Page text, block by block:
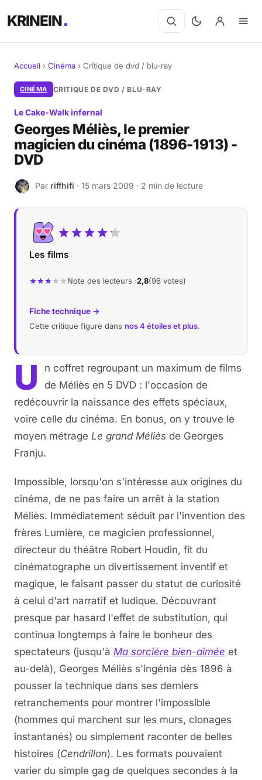
KRINEIN
Cinéma
Séries
Manga
Jeux vidéo
Jeux de société
Musique
Sortir
Forum
Accueil › Cinéma › Critique de dvd / blu-ray
CINÉMA CRITIQUE DE DVD / BLU-RAY
Le Cake-Walk infernal
Georges Méliès, le premier
magicien du cinéma (1896-1913) -
DVD
R Par riffhifi · 15 mars 2009 · 2 min de lecture
Les films
Note des lecteurs ·2,8(96 votes)
Fiche technique →
Cette critique figure dans nos 4 étoiles et plus.
U
n coffret regroupant un maximum de films
de Méliès en 5 DVD : l'occasion de
redécouvrir la naissance des effets spéciaux,
voire celle du cinéma. En bonus, on y trouve le
moyen métrage Le grand Méliès de Georges
Franju.
Impossible, lorsqu'on s'intéresse aux origines du
cinéma, de ne pas faire un arrêt à la station
Méliès. Immédiatement séduit par l'invention des
frères Lumière, ce magicien professionnel,
directeur du théâtre Robert Houdin, fit du
cinématographe un divertissement inventif et
magique, le faisant passer du statut de curiosité
à celui d'art narratif et ludique. Découvrant
presque par hasard l'effet de substitution, qui
continua longtemps à faire le bonheur des
spectateurs (jusqu'à Ma sorcière bien-aimée et
au-delà), Georges Méliès s'ingénia dès 1896 à
pousser la technique dans ses derniers
retranchements pour montrer l'impossible
(hommes qui marchent sur les murs, clonages
instantanés) ou simplement raconter de belles
histoires (Cendrillon). Les formats pouvaient
varier du simple gag de quelques secondes à la